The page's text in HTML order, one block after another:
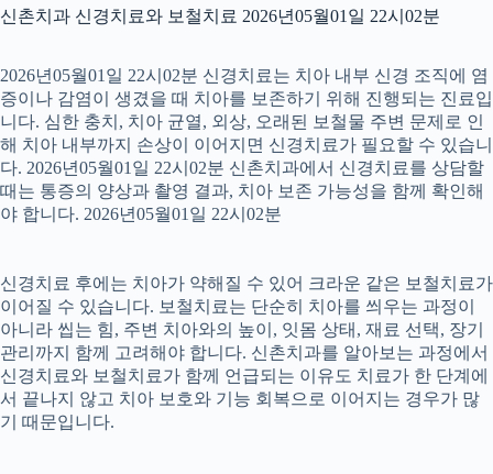
신촌치과 신경치료와 보철치료 2026년05월01일 22시02분
2026년05월01일 22시02분 신경치료는 치아 내부 신경 조직에 염
증이나 감염이 생겼을 때 치아를 보존하기 위해 진행되는 진료입
니다. 심한 충치, 치아 균열, 외상, 오래된 보철물 주변 문제로 인
해 치아 내부까지 손상이 이어지면 신경치료가 필요할 수 있습니
다. 2026년05월01일 22시02분 신촌치과에서 신경치료를 상담할
때는 통증의 양상과 촬영 결과, 치아 보존 가능성을 함께 확인해
야 합니다. 2026년05월01일 22시02분
신경치료 후에는 치아가 약해질 수 있어 크라운 같은 보철치료가
이어질 수 있습니다. 보철치료는 단순히 치아를 씌우는 과정이
아니라 씹는 힘, 주변 치아와의 높이, 잇몸 상태, 재료 선택, 장기
관리까지 함께 고려해야 합니다. 신촌치과를 알아보는 과정에서
신경치료와 보철치료가 함께 언급되는 이유도 치료가 한 단계에
서 끝나지 않고 치아 보호와 기능 회복으로 이어지는 경우가 많
기 때문입니다.